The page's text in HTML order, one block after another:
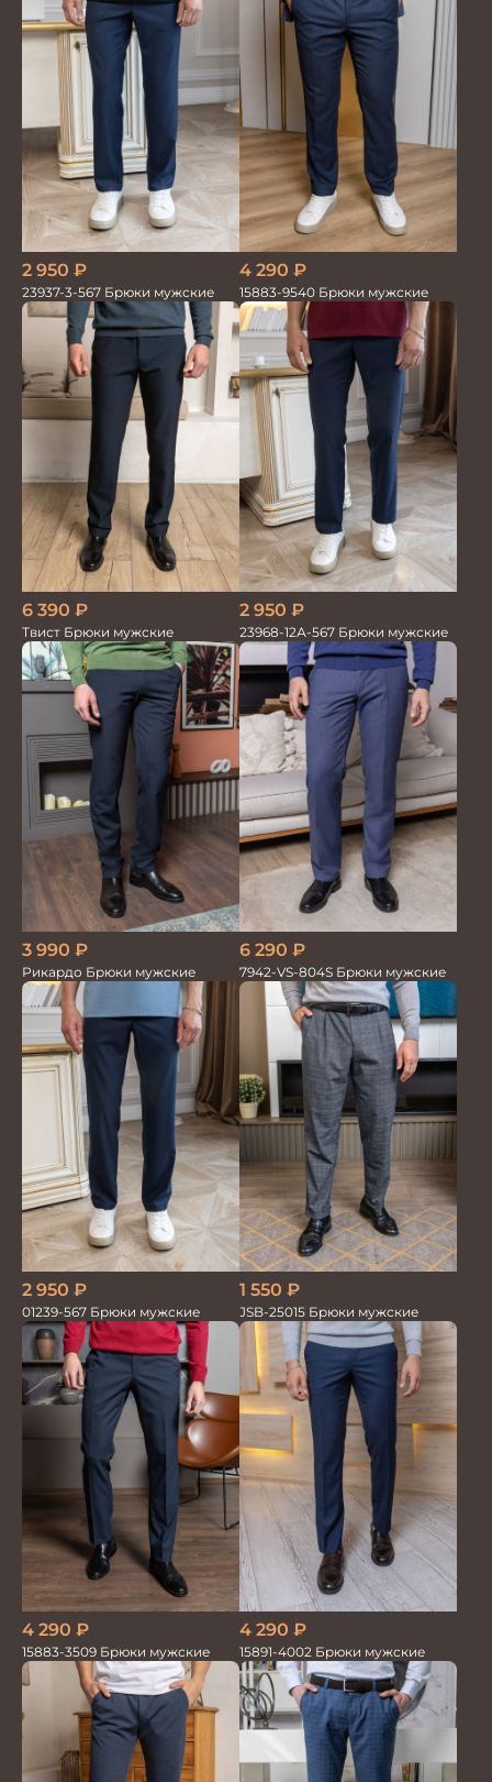
2 950 ₽
23937-3-567 Брюки мужские
4 290 ₽
15883-9540 Брюки мужские
6 390 ₽
Твист Брюки мужские
2 950 ₽
23968-12А-567 Брюки мужские
3 990 ₽
Рикардо Брюки мужские
6 290 ₽
7942-VS-804S Брюки мужские
2 950 ₽
01239-567 Брюки мужские
1 550 ₽
JSB-25015 Брюки мужские
4 290 ₽
15883-3509 Брюки мужские
4 290 ₽
15891-4002 Брюки мужские